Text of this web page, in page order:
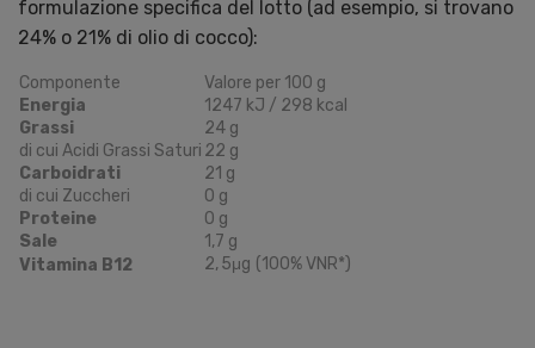
formulazione specifica del lotto (ad esempio, si trovano
24% o 21% di olio di cocco):
Componente
Valore per 100 g
Energia
1247 kJ / 298 kcal
Grassi
24 g
di cui Acidi Grassi Saturi 22 g
Carboidrati
21 g
di cui Zuccheri
0 g
Proteine
0 g
Sale
1,7 g
Vitamina B12
2,5μg (100% VNR*)